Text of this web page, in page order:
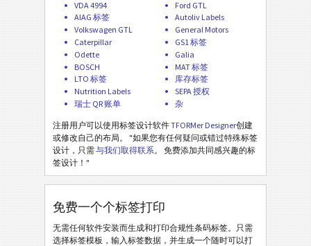
MAT MAT 标签
LTO LTO 标签
库存标签
NF Nutrition Labels
€ SEPA 授权
₣ 瑞士 QR 账单
VDA 4994
Ford GTL
AIAG 标签
Autoliv Labels
Volkswagen GTL
General Motors
Caterpillar
GS1 标签
Odette
Galia
BOSCH
MAT 标签
LTO 标签
库存标签
Nutrition Labels
SEPA 授权
瑞士 QR 账单
杂
注册用户可以使用标签设计软件TFORMer Designer创建
或修改自己的布局。 "如果您有任何疑问或错过特殊标签
设计，只需与我们取得联系 。 免费添加共同感兴趣的标
签设计！"
免费一个个标签打印
无需任何软件安装而生成和打印合规性条码标签。只需
选择标签模板，输入标签数据，并生成一个随时可以打